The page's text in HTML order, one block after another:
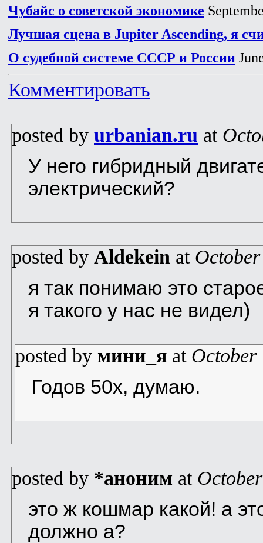
Чубайс о советской экономике
Лучшая сцена в Jupiter Ascending, я
О судебной системе СССР и России
Комментировать
posted by urbanian.ru at
У него гибридный
электрический?
posted by Aldekein at
я так понимаю это
я такого у нас не видел)
posted by мини_я at October
Годов 50х, думаю.
posted by *аноним at
это ж кошмар какой! а
должно а?